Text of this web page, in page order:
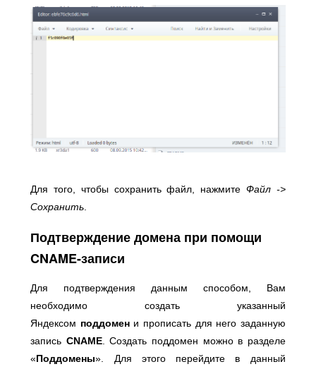
Для того, чтобы сохранить файл, нажмите Файл ->
Сохранить
Подтверждение домена при помощи
CNAME-записи
Для подтверждения данным способом, Вам
необходимо создать указанный
Яндексом поддомени прописать для него заданную
запись CNAME. Создать поддомен можно в разделе
«Поддомены». Для этого перейдите в данный